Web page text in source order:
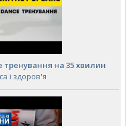
тренування на 35 хвилин
і здоров'я